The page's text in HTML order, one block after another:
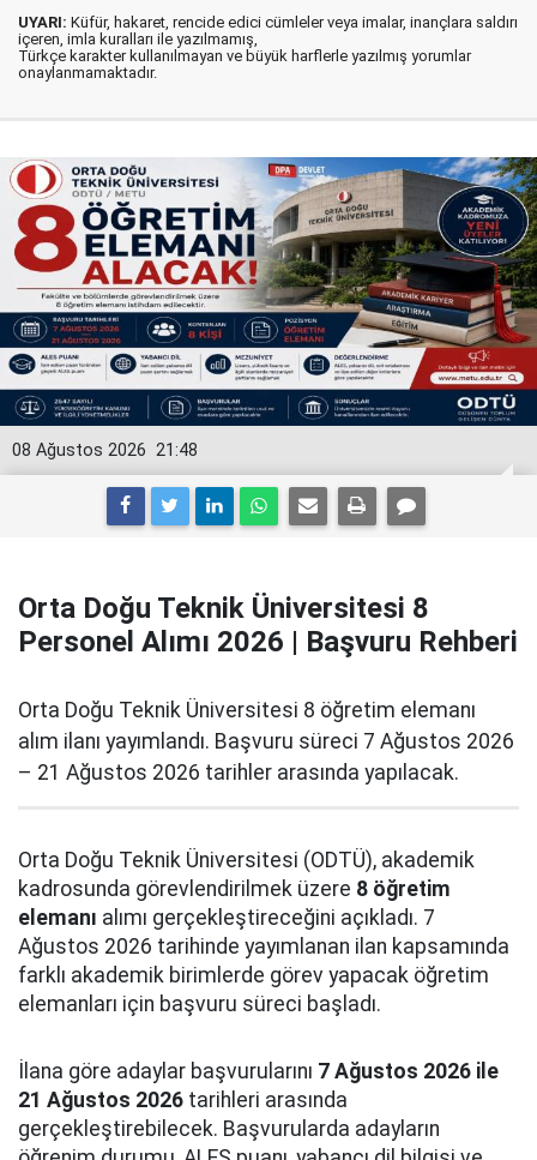
UYARI: Küfür, hakaret, rencide edici cümleler veya imalar, inançlara saldırı
içeren, imla kuralları ile yazılmamış,
Türkçe karakter kullanılmayan ve büyük harflerle yazılmış yorumlar
onaylanmamaktadır.
21:48
08 Ağustos 2026
Orta Doğu Teknik Üniversitesi 8
Personel Alımı 2026 | Başvuru Rehberi
Orta Doğu Teknik Üniversitesi 8 öğretim elemanı
alım ilanı yayımlandı. Başvuru süreci 7 Ağustos 2026
– 21 Ağustos 2026 tarihler arasında yapılacak.
Orta Doğu Teknik Üniversitesi (ODTÜ), akademik
kadrosunda görevlendirilmek üzere 8 öğretim
elemanı alımı gerçekleştireceğini açıkladı. 7
Ağustos 2026 tarihinde yayımlanan ilan kapsamında
farklı akademik birimlerde görev yapacak öğretim
elemanları için başvuru süreci başladı.
İlana göre adaylar başvurularını 7 Ağustos 2026 ile
21 Ağustos 2026 tarihleri arasında
gerçekleştirebilecek. Başvurularda adayların